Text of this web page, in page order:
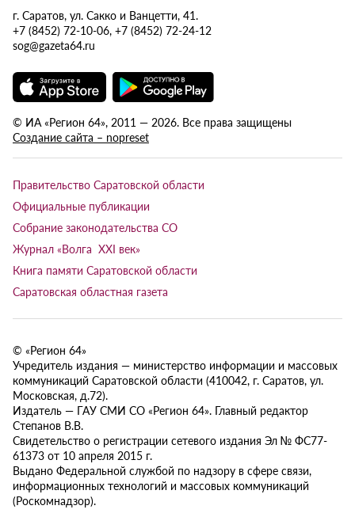
г. Саратов, ул. Сакко и Ванцетти, 41.
+7 (8452) 72-10-06, +7 (8452) 72-24-12
sog@gazeta64.ru
© ИА «Регион 64», 2011 — 2026. Все права защищены
Создание сайта – nopreset
Правительство Саратовской области
Официальные публикации
Собрание законодательства СО
Журнал «Волга XXI век»
Книга памяти Саратовской области
Саратовская областная газета
© «Регион 64»
Учредитель издания — министерство информации и массовых
коммуникаций Саратовской области (410042, г. Саратов, ул.
Московская, д.72).
Издатель — ГАУ СМИ СО «Регион 64». Главный редактор
Степанов В.В.
Свидетельство о регистрации сетевого издания Эл № ФС77-
61373 от 10 апреля 2015 г.
Выдано Федеральной службой по надзору в сфере связи,
информационных технологий и массовых коммуникаций
(Роскомнадзор).